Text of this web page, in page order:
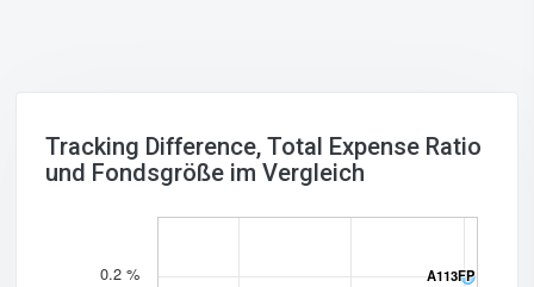
Tracking Difference, Total Expense Ratio
und Fondsgröße im Vergleich
A113FP
A113FP
0.2 %